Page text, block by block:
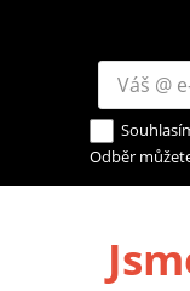
Odběr